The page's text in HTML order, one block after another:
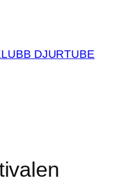
DJURTUBE